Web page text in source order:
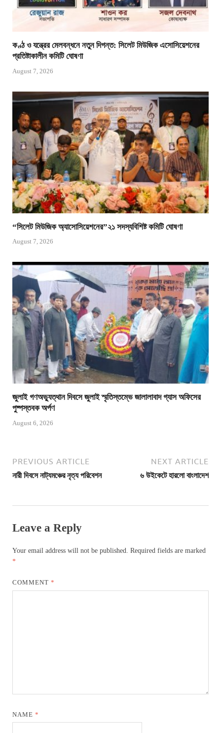
কণ্ঠ ও যন্ত্রের মেলবন্ধনে নতুন দিগন্ত: সিলেট মিউজিক এসোসিয়েশনের
প্রতিষ্টাকালীন কমিটি ঘোষণা
August 7, 2026
“সিলেট মিউজিক অ্যাসোসিয়েশনের”২১ সদস্যবিশিষ্ট কমিটি ঘোষণা
August 7, 2026
জুলাই গণঅভ্যুত্থান দিবসে জুলাই স্মৃতিস্তম্ভে জালালাবাদ গ্যাস অফিসের
পুষ্পস্তবক অর্পণ
August 6, 2026
PREVIOUS ARTICLE
নারী দিবসে নাট্যমঞ্চের নৃত্য পরিবেশন
NEXT ARTICLE
৬ উইকেটে হারলো বাংলাদেশ
Leave a Reply
Your email address will not be published. Required fields are marked
*
COMMENT*
NAME*